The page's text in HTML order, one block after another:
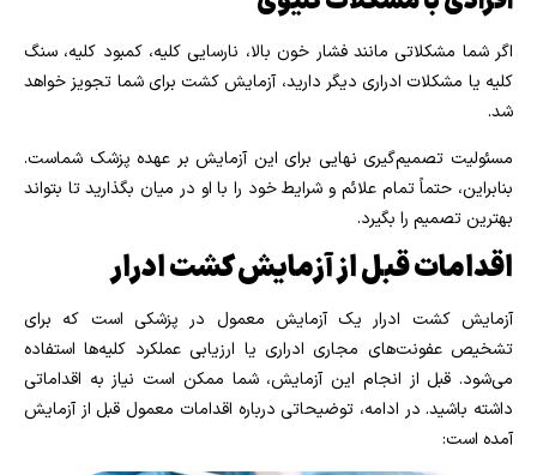
اگر شما مشکلاتی مانند فشار خون بالا، نارسایی کلیه، کمبود کلیه، سنگ
کلیه یا مشکلات ادراری دیگر دارید، آزمایش کشت برای شما تجویز خواهد
شد.
مسئولیت تصمیم‌گیری نهایی برای این آزمایش بر عهده پزشک شماست.
بنابراین، حتماً تمام علائم و شرایط خود را با او در میان بگذارید تا بتواند
بهترین تصمیم را بگیرد.
اقدامات قبل از آزمایش کشت ادرار
آزمایش کشت ادرار یک آزمایش معمول در پزشکی است که برای
تشخیص عفونت‌های مجاری ادراری یا ارزیابی عملکرد کلیه‌ها استفاده
می‌شود. قبل از انجام این آزمایش، شما ممکن است نیاز به اقداماتی
داشته باشید. در ادامه، توضیحاتی درباره اقدامات معمول قبل از آزمایش
آمده است: